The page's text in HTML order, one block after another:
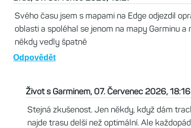
Svého času jsem s mapami na Edge odjezdil
oblasti a spoléhal se jenom na mapy Garminu a
někdy vedly špatně
Odpovědět
Život s Garminem, 07. Červenec 2026, 18:16
Stejná zkušenost. Jen někdy, když dám
najde trasu delší než optimální. Ale